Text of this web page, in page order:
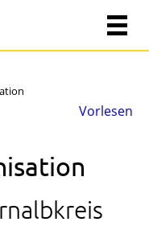
Vorlesen